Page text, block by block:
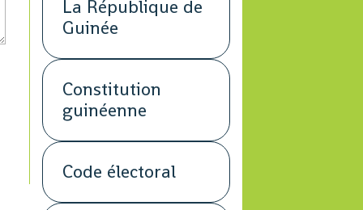
La République de
Guinée
Constitution
guinéenne
Code électoral